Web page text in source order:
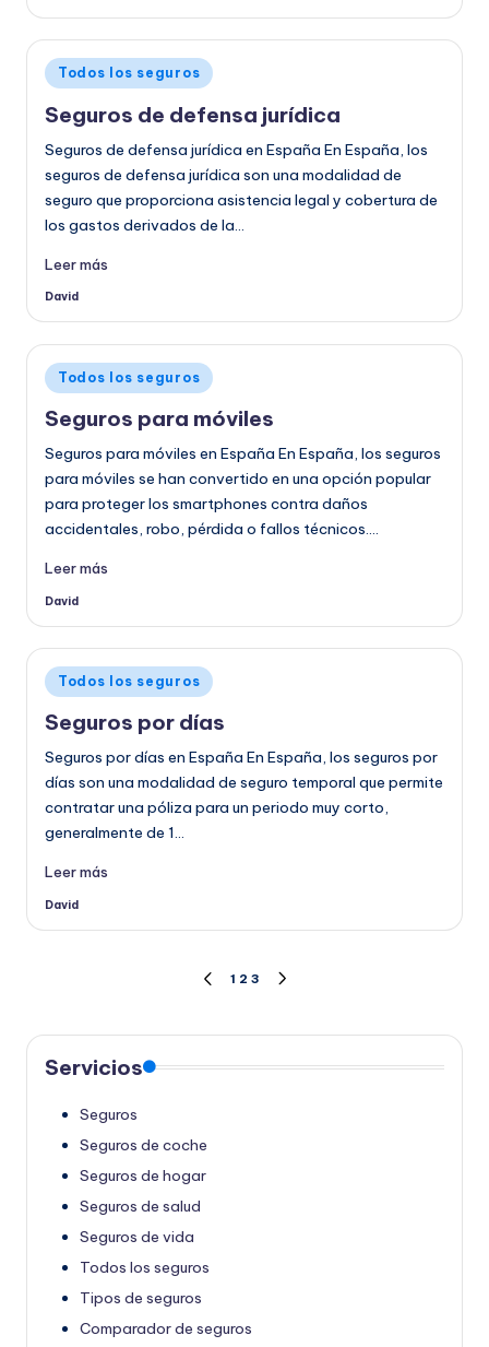
Publicado
en
Todos los seguros
Seguros de defensa jurídica
Seguros de defensa jurídica en España En España, los
seguros de defensa jurídica son una modalidad de
seguro que proporciona asistencia legal y cobertura de
los gastos derivados de la…
Leer más
Publicado
David
Publicado
en
Todos los seguros
Seguros para móviles
Seguros para móviles en España En España, los seguros
para móviles se han convertido en una opción popular
para proteger los smartphones contra daños
accidentales, robo, pérdida o fallos técnicos.…
Leer más
Publicado
David
Publicado
en
Todos los seguros
Seguros por días
Seguros por días en España En España, los seguros por
días son una modalidad de seguro temporal que permite
contratar una póliza para un periodo muy corto,
generalmente de 1…
Leer más
Publicado
David
Paginación
de
entradas
PÁGINA
1 2 3
Servicios
Seguros
Seguros de coche
Seguros de hogar
Seguros de salud
Seguros de vida
Todos los seguros
Tipos de seguros
Comparador de seguros